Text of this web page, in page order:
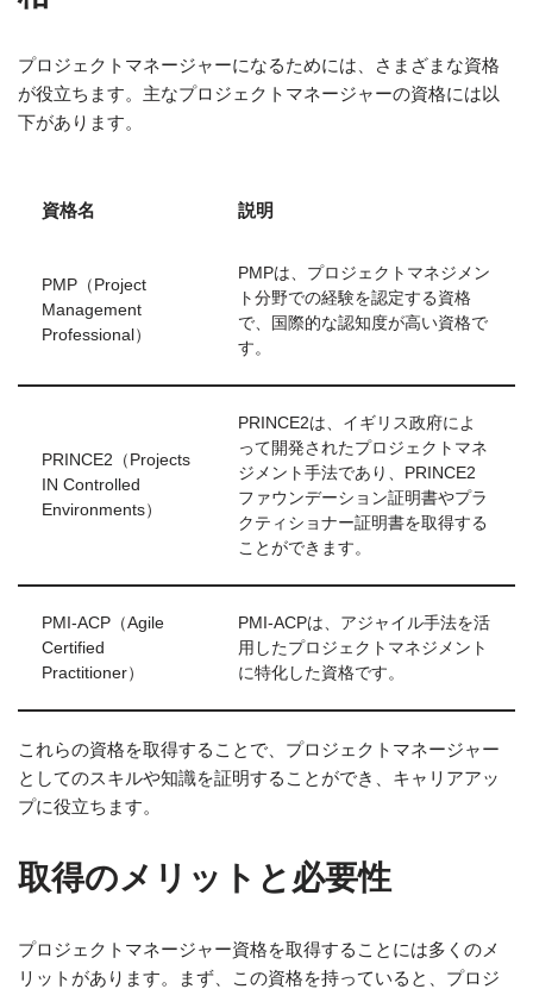
プロジェクトマネージャーになるためには、さまざまな資格
が役立ちます。主なプロジェクトマネージャーの資格には以
下があります。
資格名 説明
PMP（Project
Management
Professional）
PMPは、プロジェクトマネジメン
ト分野での経験を認定する資格
で、国際的な認知度が高い資格で
す。
PRINCE2（Projects
IN Controlled
Environments）
PRINCE2は、イギリス政府によ
って開発されたプロジェクトマネ
ジメント手法であり、PRINCE2
ファウンデーション証明書やプラ
クティショナー証明書を取得する
ことができます。
PMI-ACP（Agile
Certified
Practitioner）
PMI-ACPは、アジャイル手法を活
用したプロジェクトマネジメント
に特化した資格です。
これらの資格を取得することで、プロジェクトマネージャー
としてのスキルや知識を証明することができ、キャリアアッ
プに役立ちます。
取得のメリットと必要性
プロジェクトマネージャー資格を取得することには多くのメ
リットがあります。まず、この資格を持っていると、プロジ